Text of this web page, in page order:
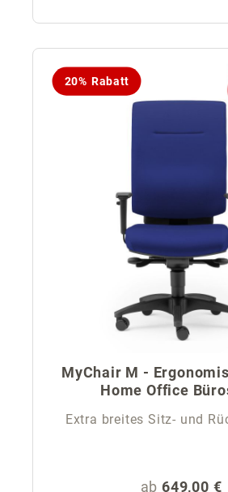
20% Rabatt
MyChair M -
Home Office
Extra breites Sitz- und
Regulärer
ab 649,00 €